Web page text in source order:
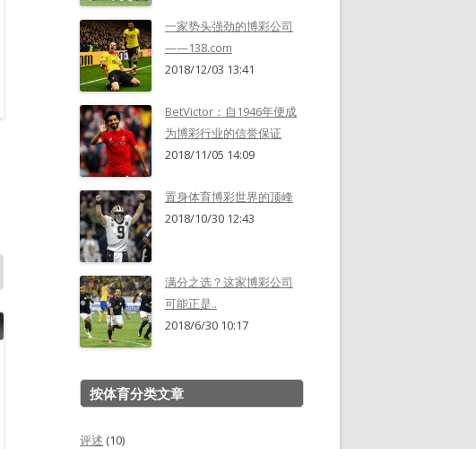
一家势头强劲的博彩公司
——138.com
2018/12/03 13:41
BetVictor：自1946年便成
为博彩行业的信誉保证
2018/11/05 14:09
置身体育博彩世界的顶峰
2018/10/30 12:43
满分之选？这家博彩公司
可能正是..
2018/6/30 10:17
按体育分类文章
评述 (10)